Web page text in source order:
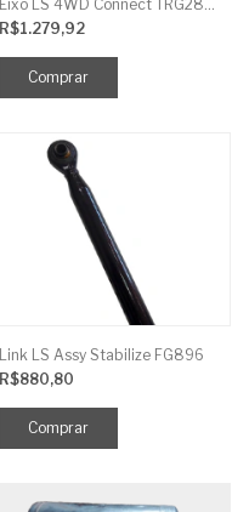
R$1.279,92
Link LS Assy Stabilize FG896
R$880,80